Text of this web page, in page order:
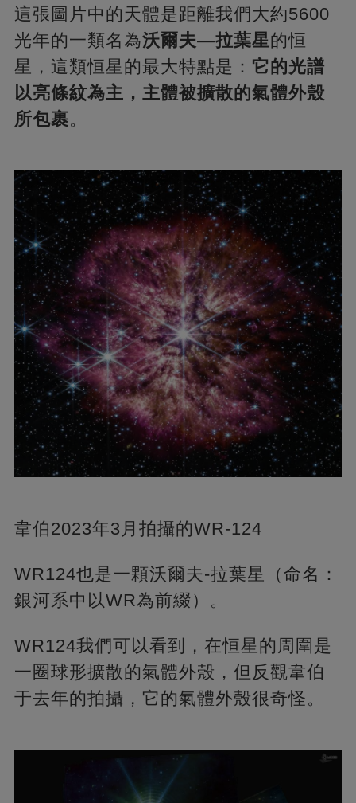
這張圖片中的天體是距離我們大約5600
光年的一類名為沃爾夫—拉葉星的恒
星，這類恒星的最大特點是： 它的光譜
以亮條紋為主，主體被擴散的氣體外殼
所包裹。
韋伯2023年3月拍攝的WR-124
WR124也是一顆沃爾夫-拉葉星（命名：
銀河系中以WR為前綴）。
WR124我們可以看到，在恒星的周圍是
一圈球形擴散的氣體外殼，但反觀韋伯
于去年的拍攝，它的氣體外殼很奇怪。